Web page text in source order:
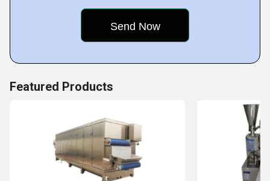
समर्थित अनुकूलन योग्य समाधान प्रदान करने में निहित है। कुशल
पेशेवर परियोजना का सुचारू निष्पादन सुनिश्चित करते हैं, परेशानी
मुक्त प्रबंधन और समय पर डिलीवरी प्रदान करते हैं। प्रौद्योगिकी,
दक्षता और विश्वसनीयता का एक सहज संयोजन कंपनी को उन्नत
समाधानों की तलाश करने वाले उद्योगों के लिए एक विश्वसनीय
Featured Products